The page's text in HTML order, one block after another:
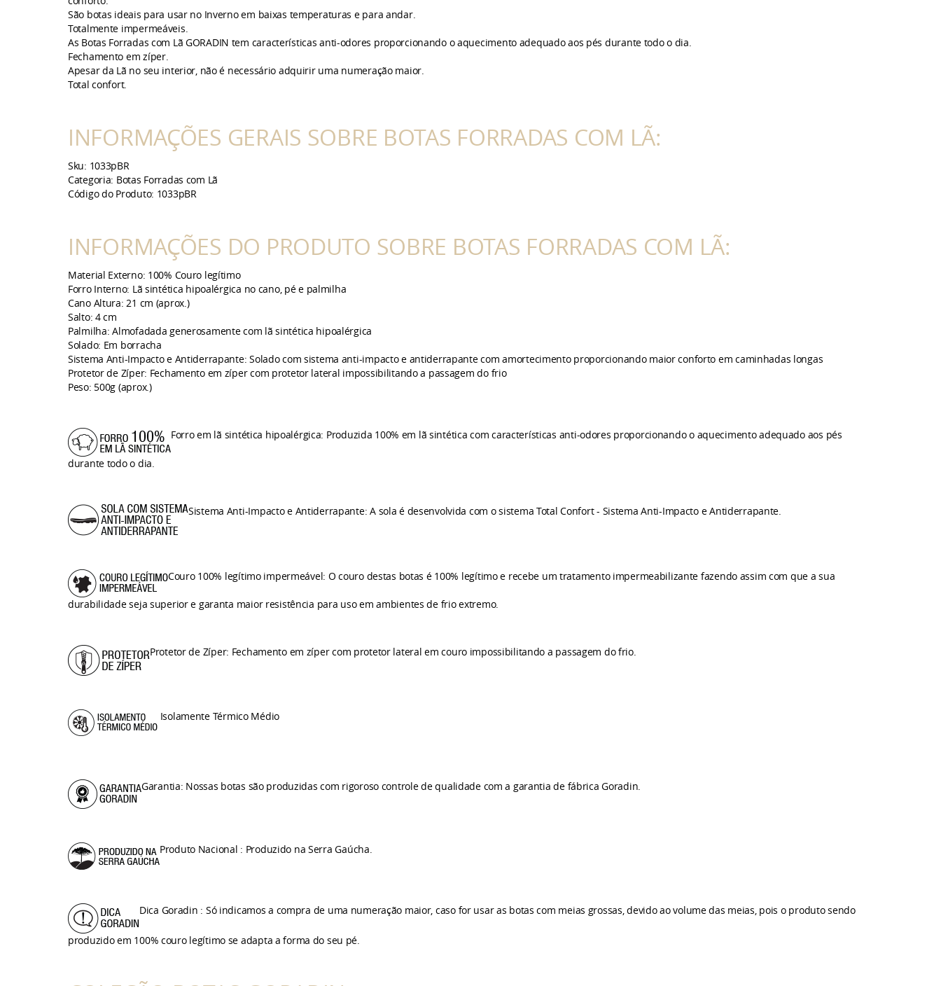
São botas ideais para usar no Inverno em baixas temperaturas e para andar.
Totalmente impermeáveis.
As Botas Forradas com Lã GORADIN tem características anti-odores proporcionando o aquecimento adequado aos pés durante todo o dia.
Fechamento em zíper.
Apesar da Lã no seu interior, não é necessário adquirir uma numeração maior.
Total confort.
INFORMAÇÕES GERAIS SOBRE BOTAS FORRADAS COM LÃ:
Sku: 1033pBR
Categoria: Botas Forradas com Lã
Código do Produto: 1033pBR
INFORMAÇÕES DO PRODUTO SOBRE BOTAS FORRADAS COM LÃ:
Material Externo: 100% Couro legítimo
Forro Interno: Lã sintética hipoalérgica no cano, pé e palmilha
Cano Altura: 21 cm (aprox.)
Salto: 4 cm
Palmilha: Almofadada generosamente com lã sintética hipoalérgica
Solado: Em borracha
Sistema Anti-Impacto e Antiderrapante: Solado com sistema anti-impacto e antiderrapante com amortecimento proporcionando maior conforto em caminhadas longas
Protetor de Zíper: Fechamento em zíper com protetor lateral impossibilitando a passagem do frio
Peso: 500g (aprox.)
Forro em lã sintética hipoalérgica: Produzida 100% em lã sintética com características anti-odores proporcionando o aquecimento adequado aos pés
durante todo o dia.
Sistema Anti-Impacto e Antiderrapante: A sola é desenvolvida com o sistema Total Confort - Sistema Anti-Impacto e Antiderrapante.
Couro 100% legítimo impermeável: O couro destas botas é 100% legítimo e recebe um tratamento impermeabilizante fazendo assim com que a sua
durabilidade seja superior e garanta maior resistência para uso em ambientes de frio extremo.
Protetor de Zíper: Fechamento em zíper com protetor lateral em couro impossibilitando a passagem do frio.
Isolamente Térmico Médio
Garantia: Nossas botas são produzidas com rigoroso controle de qualidade com a garantia de fábrica Goradin.
Produto Nacional : Produzido na Serra Gaúcha.
Dica Goradin : Só indicamos a compra de uma numeração maior, caso for usar as botas com meias grossas, devido ao volume das meias, pois o produto sendo
produzido em 100% couro legítimo se adapta a forma do seu pé.